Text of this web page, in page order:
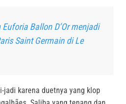
Ballon D’Or menjadi
Saint Germain di Le
jadi karena duetnya yang klop